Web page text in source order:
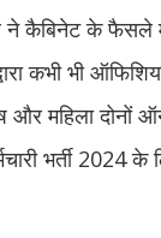
ने कैबिनेट के फैसले में
कभी भी
और महिला
भर्ती